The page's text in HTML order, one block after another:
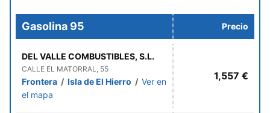
Gasolina 95 Precio
DEL VALLE COMBUSTIBLES, S.L.
CALLE EL MATORRAL, 55
Frontera / Isla de El Hierro / Ver en
el mapa
1,557 €